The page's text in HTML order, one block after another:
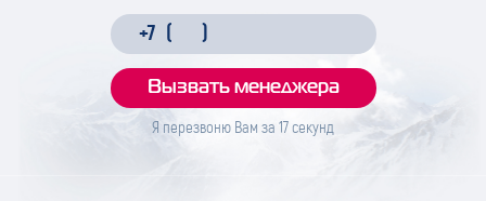
Я перезвоню Вам за 17секунд